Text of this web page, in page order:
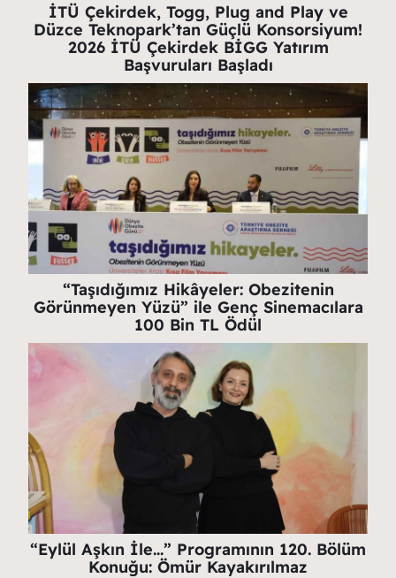
İTÜ Çekirdek, Togg, Plug and Play ve
Düzce Teknopark’tan Güçlü Konsorsiyum!
2026 İTÜ Çekirdek BİGG Yatırım
Başvuruları Başladı
“Taşıdığımız Hikâyeler: Obezitenin
Görünmeyen Yüzü” ile Genç Sinemacılara
100 Bin TL Ödül
“Eylül Aşkın İle…” Programının 120. Bölüm
Konuğu: Ömür Kayakırılmaz